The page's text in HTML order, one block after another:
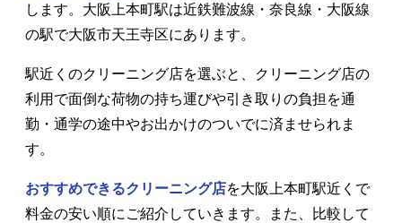
します。大阪上本町駅は近鉄難波線・奈良線・大阪線
の駅で大阪市天王寺区にあります。
駅近くのクリーニング店を選ぶと、クリーニング店の
利用で面倒な荷物の持ち運びや引き取りの負担を通
勤・通学の途中やお出かけのついでに済ませられま
す。
おすすめできるクリーニング店を大阪上本町駅近くで
料金の安い順にご紹介していきます。また、比較して